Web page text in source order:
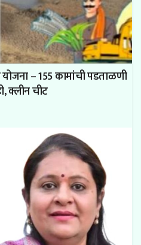
– 155 कामांची पडताळणी
क्लीन चीट